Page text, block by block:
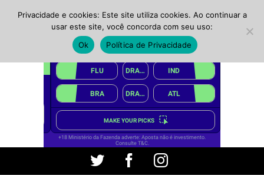
Twitter FacebookInstagram
Privacidade e cookies: Este site utiliza cookies. Ao continuar a
usar este site, você concorda com seu uso:
Ok
Política de Privacidade